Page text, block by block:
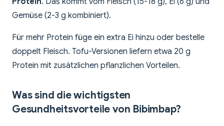
Gemüse (2-3 g kombiniert).
Für mehr Protein füge ein extra Ei hinzu oder bestelle
doppelt Fleisch. Tofu-Versionen liefern etwa 20 g
Protein mit zusätzlichen pflanzlichen Vorteilen.
Was sind die wichtigsten
Gesundheitsvorteile von Bibimbap?